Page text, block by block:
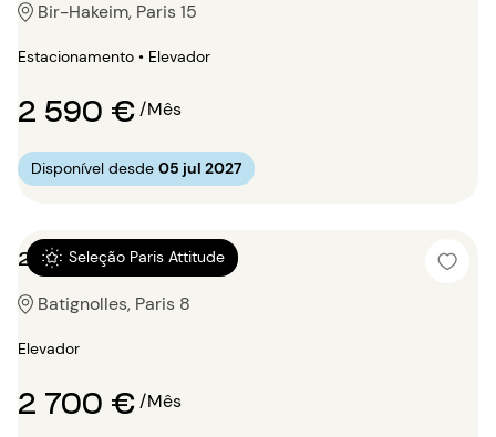
Bir-Hakeim, Paris 15
Estacionamento • Elevador
2 590 €/Mês
Disponível desde 05 jul 2027
Seleção Paris Attitude
2 quartos 66m²
Batignolles, Paris 8
Elevador
2 700 €/Mês